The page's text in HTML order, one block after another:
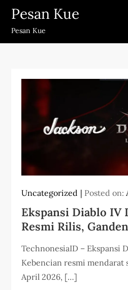
Skip
content
Pesan Kue
Pesan Kue
Uncategorized Posted on:
Ekspansi Diablo IV
Resmi Rilis,
TechnonesiaID – Ekspansi
Kebencian resmi mendarat
April 2026, […]